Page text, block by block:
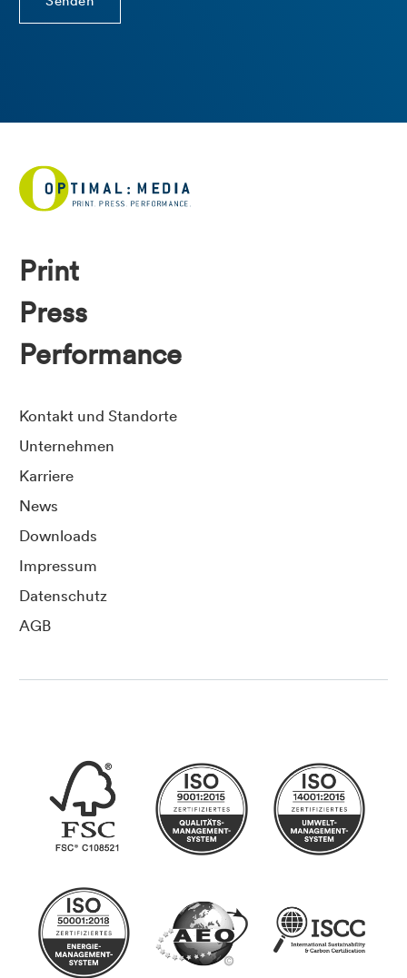
Print
Press
Performance
Kontakt und Standorte
Unternehmen
Karriere
News
Downloads
Impressum
Datenschutz
AGB